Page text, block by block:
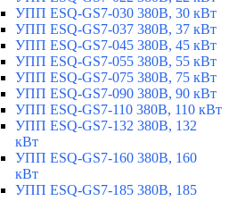
УПП ESQ-GS7-030 380В, 30 кВт
УПП ESQ-GS7-037 380В, 37 кВт
УПП ESQ-GS7-045 380В, 45 кВт
УПП ESQ-GS7-055 380В, 55 кВт
УПП ESQ-GS7-075 380В, 75 кВт
УПП ESQ-GS7-090 380В, 90 кВт
УПП ESQ-GS7-110 380В, 110 кВт
УПП ESQ-GS7-132 380В, 132
кВт
УПП ESQ-GS7-160 380В, 160
кВт
УПП ESQ-GS7-185 380В, 185